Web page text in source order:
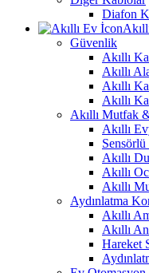
Diafon
Güvenlik
Akıllı
Akıllı
Akıllı
Akıllı
Akıllı Mutfak
Akıllı
Akıllı
Akıllı
Akıllı
Aydınlatma
Akıllı
Akıllı
Hareket